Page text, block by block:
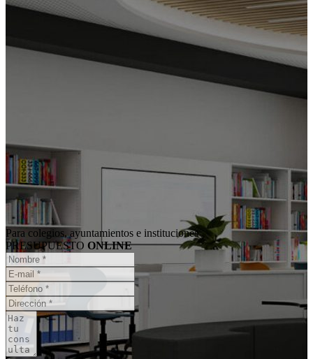
Para colegios, ayuntamientos e instituciones
PRESUPUESTO ONLINE